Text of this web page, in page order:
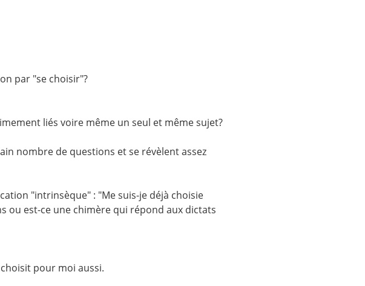
par "se choisir"?
liés voire même un seul et même sujet?
nombre de questions et se révèlent assez
"intrinsèque" : "Me suis-je déjà choisie
ou est-ce une chimère qui répond aux dictats
pour moi aussi.